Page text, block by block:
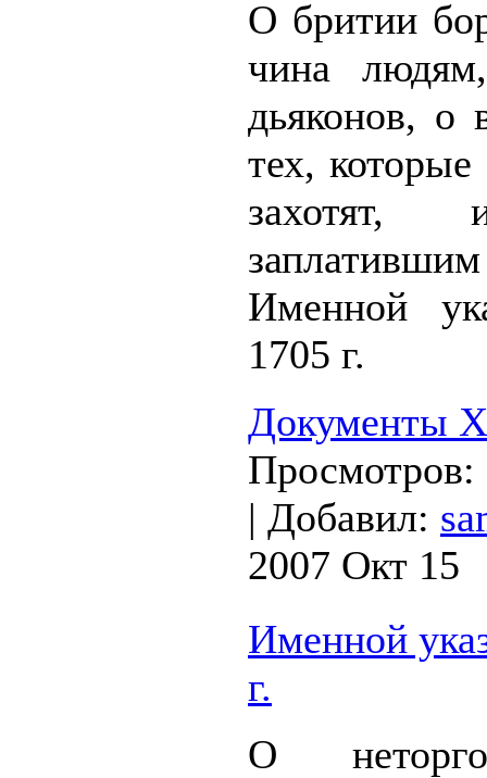
О бритии
чина
дьяконов, о
тех,
Именной
1705 г.
Документы
Просмотров:
| Добавил:
2007 Окт 15
Именной
г.
О